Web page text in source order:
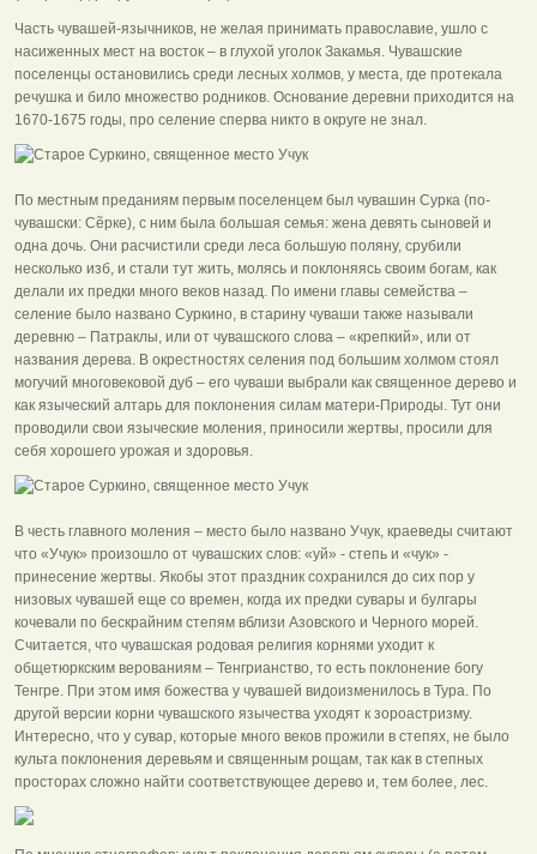
Часть чувашей-язычников, не желая принимать православие, ушло с
насиженных мест на восток – в глухой уголок Закамья. Чувашские
поселенцы остановились среди лесных холмов, у места, где протекала
речушка и било множество родников. Основание деревни приходится на
1670-1675 годы, про селение сперва никто в округе не знал.
По местным преданиям первым поселенцем был чувашин Сурка (по-
чувашски: Сẽрке), с ним была большая семья: жена девять сыновей и
одна дочь. Они расчистили среди леса большую поляну, срубили
несколько изб, и стали тут жить, молясь и поклоняясь своим богам, как
делали их предки много веков назад. По имени главы семейства –
селение было названо Суркино, в старину чуваши также называли
деревню – Патраклы, или от чувашского слова – «крепкий», или от
названия дерева. В окрестностях селения под большим холмом стоял
могучий многовековой дуб – его чуваши выбрали как священное дерево и
как языческий алтарь для поклонения силам матери-Природы. Тут они
проводили свои языческие моления, приносили жертвы, просили для
себя хорошего урожая и здоровья.
В честь главного моления – место было названо Учук, краеведы считают
что «Учук» произошло от чувашских слов: «уй» - степь и «чук» -
принесение жертвы. Якобы этот праздник сохранился до сих пор у
низовых чувашей еще со времен, когда их предки сувары и булгары
кочевали по бескрайним степям вблизи Азовского и Черного морей.
Считается, что чувашская родовая религия корнями уходит к
общетюркским верованиям – Тенгрианство, то есть поклонение богу
Тенгре. При этом имя божества у чувашей видоизменилось в Тура. По
другой версии корни чувашского язычества уходят к зороастризму.
Интересно, что у сувар, которые много веков прожили в степях, не было
культа поклонения деревьям и священным рощам, так как в степных
просторах сложно найти соответствующее дерево и, тем более, лес.